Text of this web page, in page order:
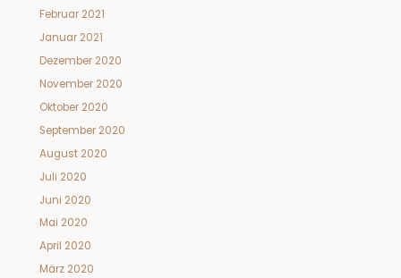
Februar 2021
Januar 2021
Dezember 2020
November 2020
Oktober 2020
September 2020
August 2020
Juli 2020
Juni 2020
Mai 2020
April 2020
März 2020